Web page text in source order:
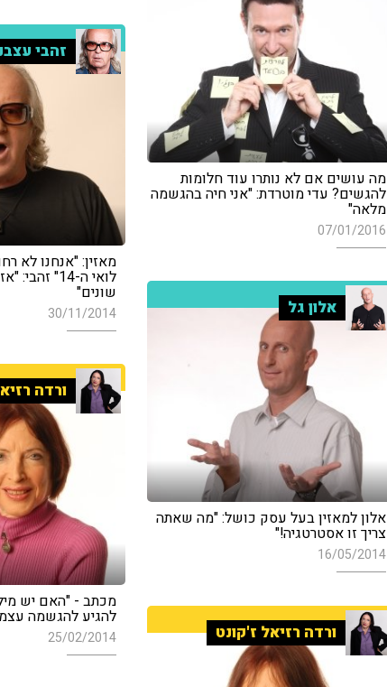
מה עושים אם לא נותרו עוד חלומות
להגשים? עדי מוטרדת: "אני חיה בהגשמה
מלאה"
07/01/2016
זהבי
מאזין: "אנחנו לא
לואי ה-14"
שונים"
30/11/2014 אלון גל
אלון למאזין בעל עסק כושל: "מה שאתה
צריך זו אסטרטגיה!"
16/05/2014
ורדה
מכתב - "האם יש
להגיע להגשמה
25/02/2014 ורדה רזיאל ז'קונט